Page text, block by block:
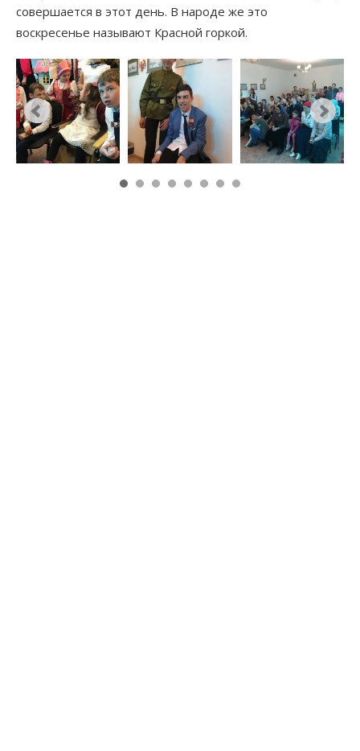
совершается в этот день. В народе же это
воскресенье называют Красной горкой.